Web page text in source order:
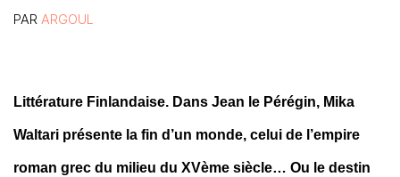
PAR ARGOUL
Littérature Finlandaise. Dans Jean le Pérégin, Mika
Waltari présente la fin d’un monde, celui de l’empire
roman grec du milieu du XVème siècle… Ou le destin